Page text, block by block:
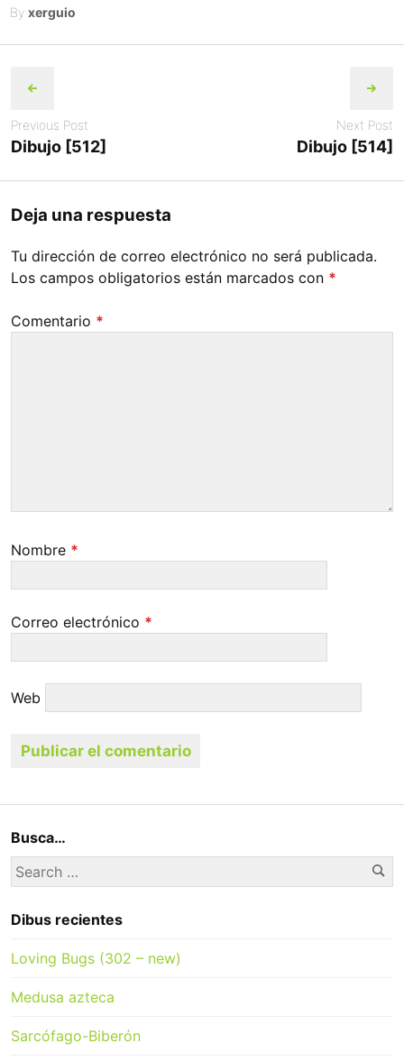
By xerguio
navigation
Previous Post
Dibujo [512]
Next Post
Dibujo [514]
Deja una respuesta
Tu dirección de correo electrónico no será publicada.
Los campos obligatorios están marcados con *
Comentario *
Nombre *
Correo electrónico *
Web
Busca…
Search
for:
Dibus recientes
Loving Bugs (302 – new)
Medusa azteca
Sarcófago-Biberón